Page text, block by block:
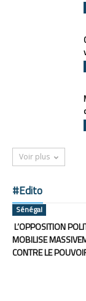
Voir plus
#Edito
Sénégal
L’OPPOSITION
MOBILISE
CONTRE LE